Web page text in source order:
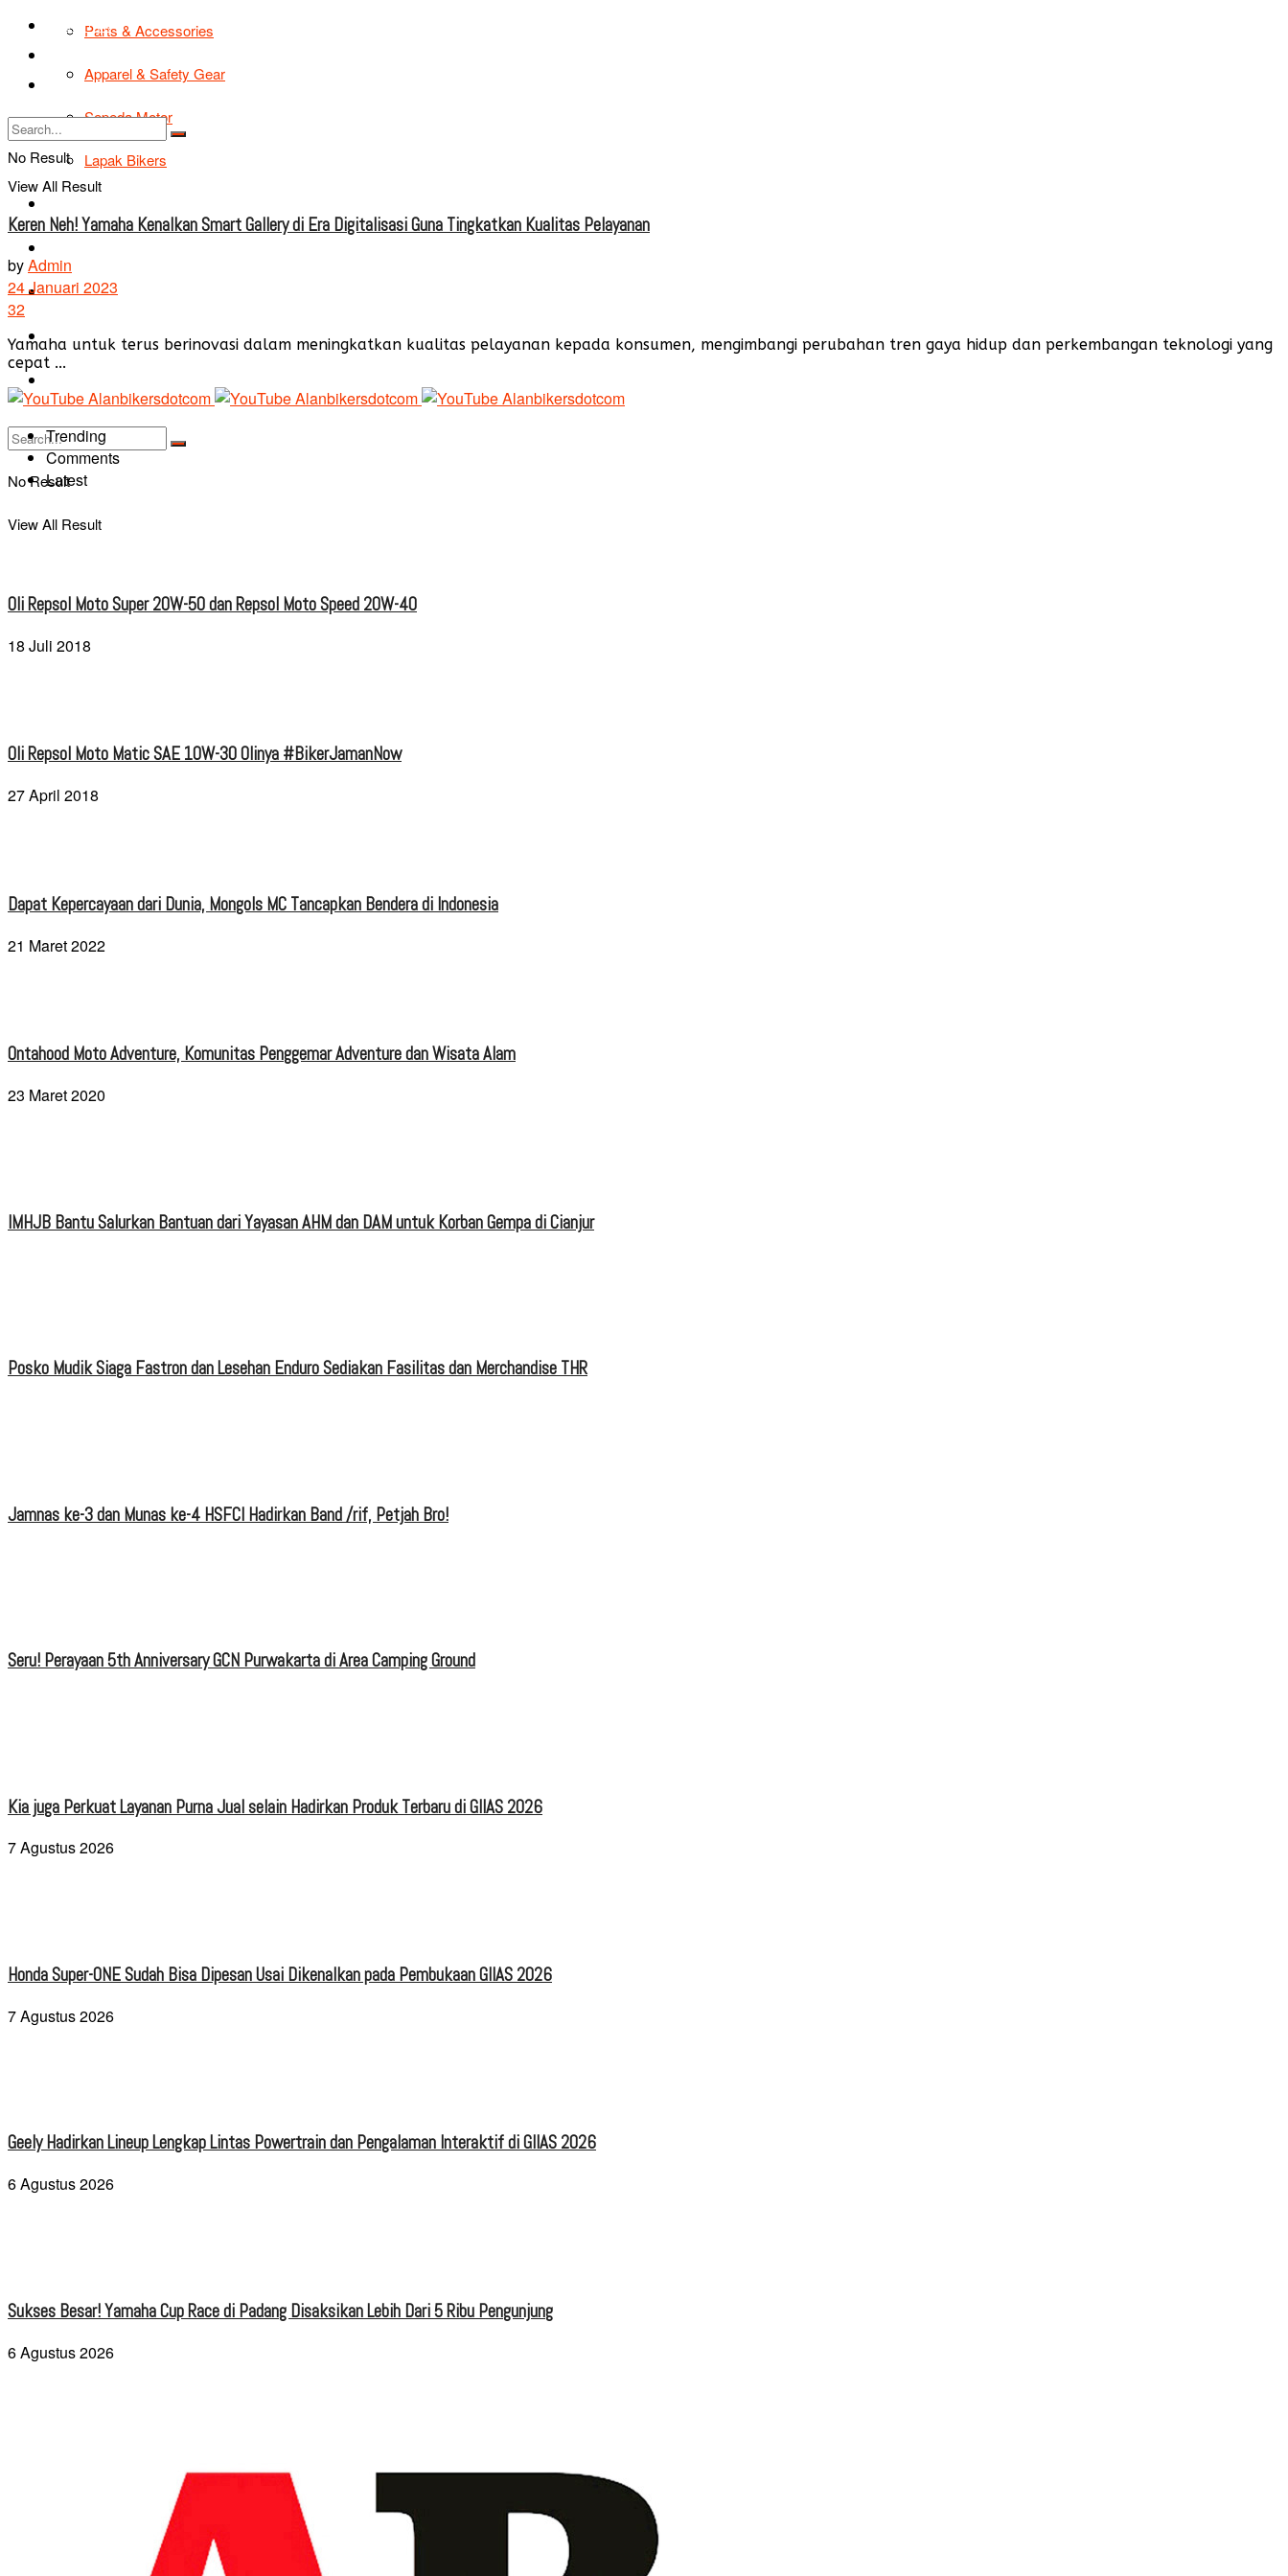
Parts & Accessories
Apparel & Safety Gear
Sepeda Motor
Lapak Bikers
TIPS & TRIK
Bikers Cars
No Result
View All Result
TIPS & TRIK
Tentang Kami
No Result
View All Result
Keren Neh! Yamaha Kenalkan Smart Gallery di Era Digitalisasi Guna Tingkatkan Kualitas Pelayanan
byAdmin
24 Januari 2023
32
Yamaha untuk terus berinovasi dalam meningkatkan kualitas pelayanan kepada konsumen, mengimbangi perubahan tren gaya hidup dan perkembangan teknologi yang
cepat ...
Trending
Comments
Latest
Oli Repsol Moto Super 20W-50 dan Repsol Moto Speed 20W-40
18 Juli 2018
Oli Repsol Moto Matic SAE 10W-30 Olinya #BikerJamanNow
27 April 2018
Dapat Kepercayaan dari Dunia, Mongols MC Tancapkan Bendera di Indonesia
21 Maret 2022
Ontahood Moto Adventure, Komunitas Penggemar Adventure dan Wisata Alam
23 Maret 2020
IMHJB Bantu Salurkan Bantuan dari Yayasan AHM dan DAM untuk Korban Gempa di Cianjur
Posko Mudik Siaga Fastron dan Lesehan Enduro Sediakan Fasilitas dan Merchandise THR
Jamnas ke-3 dan Munas ke-4 HSFCI Hadirkan Band /rif, Petjah Bro!
Seru! Perayaan 5th Anniversary GCN Purwakarta di Area Camping Ground
Kia juga Perkuat Layanan Purna Jual selain Hadirkan Produk Terbaru di GIIAS 2026
7 Agustus 2026
Honda Super-ONE Sudah Bisa Dipesan Usai Dikenalkan pada Pembukaan GIIAS 2026
7 Agustus 2026
Geely Hadirkan Lineup Lengkap Lintas Powertrain dan Pengalaman Interaktif di GIIAS 2026
6 Agustus 2026
Sukses Besar! Yamaha Cup Race di Padang Disaksikan Lebih Dari 5 Ribu Pengunjung
6 Agustus 2026